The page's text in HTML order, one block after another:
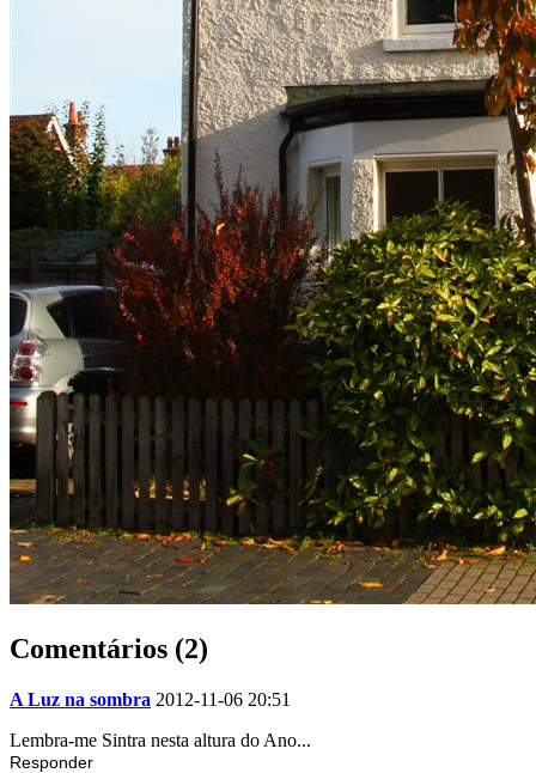
Comentários (2)
A Luz na sombra 2012-11-06 20:51
Lembra-me Sintra nesta altura do Ano...
Responder